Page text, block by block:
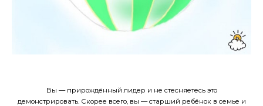
Вы — прирождённый лидер и не стесняетесь это
демонстрировать. Скорее всего, вы — старший ребёнок в семье и